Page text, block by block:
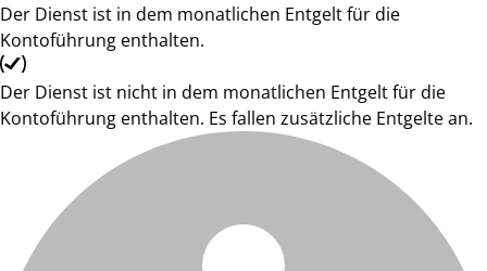
Der Dienst ist in dem monatlichen Entgelt für die
Kontoführung enthalten.
Der Dienst ist nicht in dem monatlichen Entgelt für die
Kontoführung enthalten. Es fallen zusätzliche Entgelte an.